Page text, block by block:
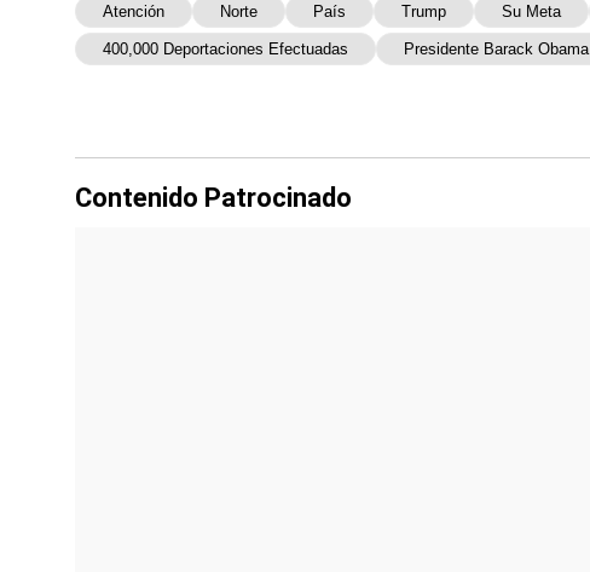
Atención Norte País Trump Su Meta
400,000 Deportaciones Efectuadas Presidente Barack Obama
Contenido Patrocinado